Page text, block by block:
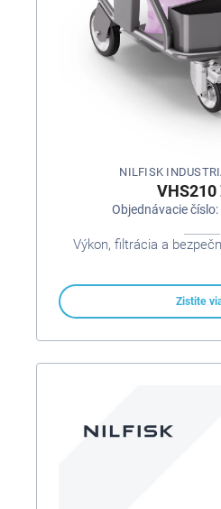
NILFISK
VHS210
Objednávacie
Výkon, filtrácia a
Zistite